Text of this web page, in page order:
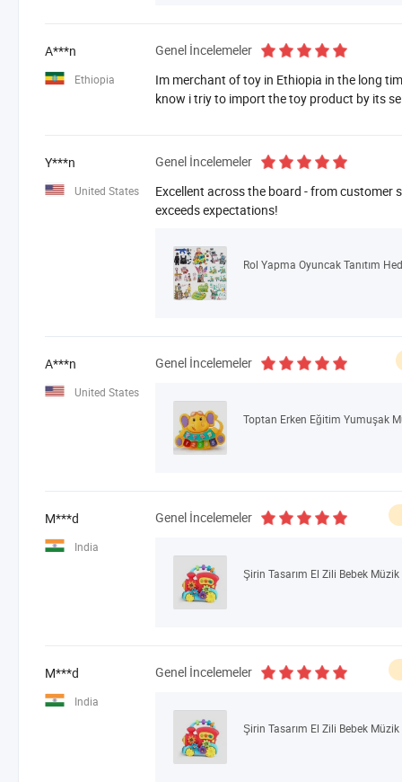
A***n
Ethiopia
Genel İncelemeler
Im merchant of toy in Ethiopia in the long
know i triy to import the toy product by its
Y***n
United States
Genel İncelemeler
Excellent across the board - from customer
exceeds expectations!
A***n
United States
Genel İncelemeler
M***d
India
Genel İncelemeler
Şirin Tasarım El Zili Bebek
M***d
India
Genel İncelemeler
Şirin Tasarım El Zili Bebek